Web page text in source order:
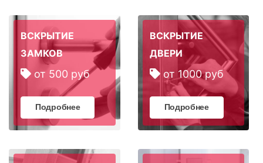
ВСКРЫТИЕ
ЗАМКОВ
от 500 руб
Подробнее
ВСКРЫТИЕ
ДВЕРИ
от 1000 руб
Подробнее